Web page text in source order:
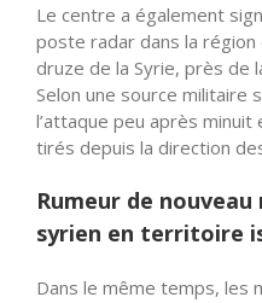
Le centre a également
poste radar dans la région
druze de la Syrie, près de
Selon une source militaire
l’attaque peu après
tirés depuis la direction
Rumeur de
syrien en territoire
Dans le même temps, les